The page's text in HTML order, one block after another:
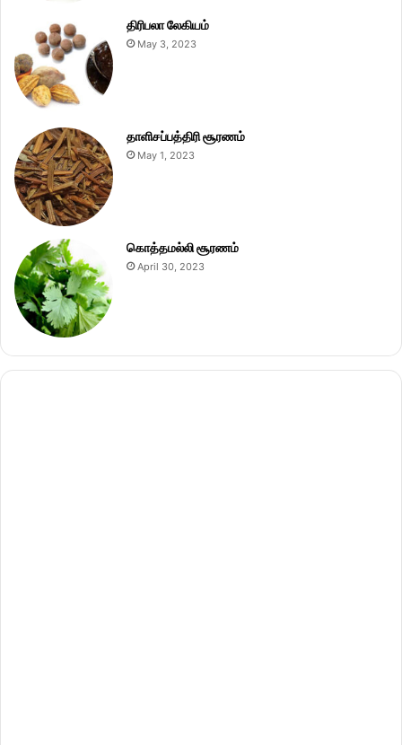
திரிபலா லேகியம்
May 3, 2023
தாளிசப்பத்திரி சூரணம்
May 1, 2023
கொத்தமல்லி சூரணம்
April 30, 2023